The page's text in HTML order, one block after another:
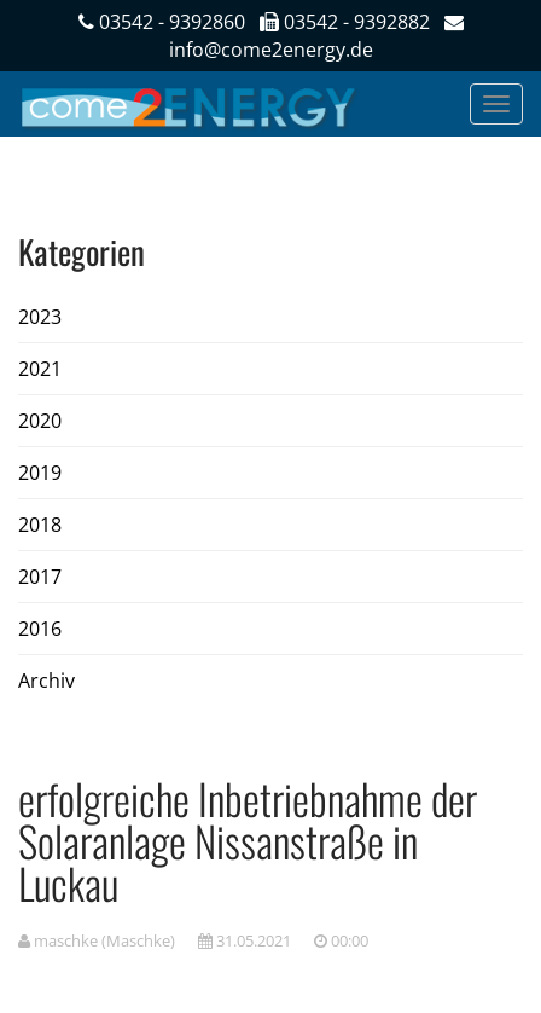
03542 - 9392860
03542 - 9392882
info@come2energy.de
Kategorien
2023
2021
2020
2019
2018
2017
2016
Archiv
erfolgreiche Inbetriebnahme der
Solaranlage Nissanstraße in
Luckau
maschke (Maschke) 31.05.2021 00:00